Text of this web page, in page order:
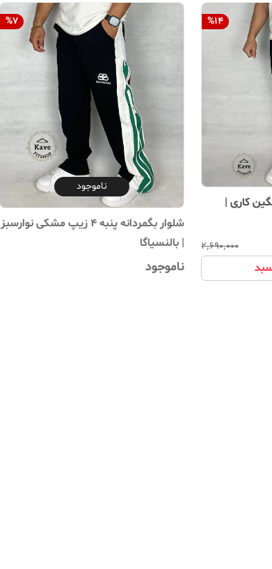
%14
کاری |
۲٬۶۹۰٬۰۰۰
%7
ناموجود
شلوار بگمردانه پنبه ۴ زیپ مشکی نوارسبز
| بالنسیاگا
ناموجود